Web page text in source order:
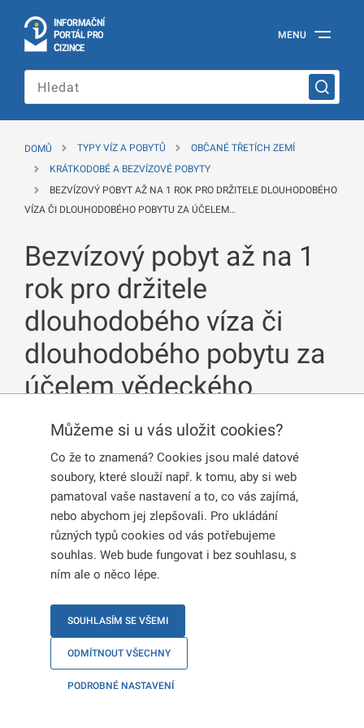
INFORMAČNÍ
PORTÁL PRO
CIZINCE
portál
cizince
Ministerstva
České
republiky
MENU
Můžeme si u vás uložit cookies?
Co že to znamená? Cookies jsou malé datové
soubory, které slouží např. k tomu, aby si web
pamatoval vaše nastavení a to, co vás zajímá,
nebo abychom jej zlepšovali. Pro ukládání
různých typů cookies od vás potřebujeme
souhlas. Web bude fungovat i bez souhlasu, s
ním ale o něco lépe.
SOUHLASÍM SE VŠEMI
ODMÍTNOUT VŠECHNY
PODROBNÉ NASTAVENÍ
DOMŮ TYPY VÍZ A POBYTŮ
OBČANÉ TŘETÍCH ZEMÍ
KRÁTKODOBÉ A BEZVÍZOVÉ POBYTY
BEZVÍZOVÝ POBYT AŽ NA 1 ROK PRO DRŽITELE DLOUHODOBÉHO
VÍZA ČI DLOUHODOBÉHO POBYTU ZA ÚČELEM…
Bezvízový pobyt až na 1
rok pro držitele
dlouhodobého víza či
dlouhodobého pobytu za
účelem vědeckého
výzkumu vydaného jiným
členským státem
Evropské Unie
Držitelé platného povolení k dlouhodobému
pobytu nebo dlouhodobého víza za účelem
členským státem Evropské unie mohou při
splnění podmínek pobývat na území České
republiky bezvízově, a to až po dobu 1 roku